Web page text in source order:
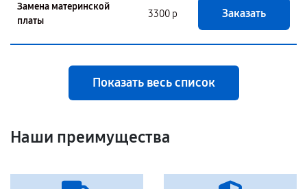
Замена материнской
платы
3300 р Заказать
Показать весь список
Наши преимущества